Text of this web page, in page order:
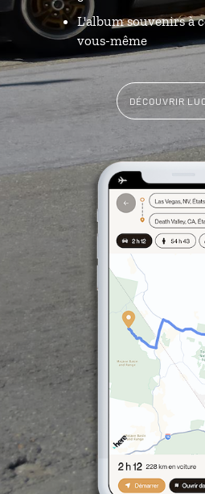
L'album souvenirs à
vous-même
DÉCOUVRIR